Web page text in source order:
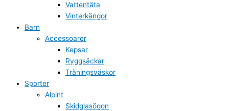
Vattentäta
Vinterkängor
Barn
Accessoarer
Kepsar
Ryggsäckar
Träningsväskor
Sporter
Alpint
Skidglasögon